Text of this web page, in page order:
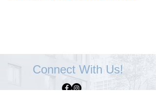
Connect With Us!